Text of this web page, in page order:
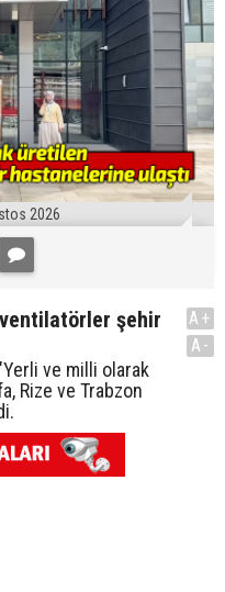
2026
şehir
ve milli olarak
Rize ve Trabzon
A+
A-